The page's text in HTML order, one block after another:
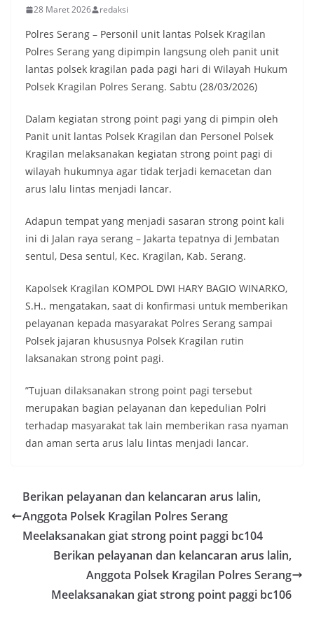
28 Maret 2026 redaksi
Polres Serang – Personil unit lantas Polsek Kragilan
Polres Serang yang dipimpin langsung oleh panit unit
lantas polsek kragilan pada pagi hari di Wilayah Hukum
Polsek Kragilan Polres Serang. Sabtu (28/03/2026)
Dalam kegiatan strong point pagi yang di pimpin oleh
Panit unit lantas Polsek Kragilan dan Personel Polsek
Kragilan melaksanakan kegiatan strong point pagi di
wilayah hukumnya agar tidak terjadi kemacetan dan
arus lalu lintas menjadi lancar.
Adapun tempat yang menjadi sasaran strong point kali
ini di Jalan raya serang – Jakarta tepatnya di Jembatan
sentul, Desa sentul, Kec. Kragilan, Kab. Serang.
Kapolsek Kragilan KOMPOL DWI HARY BAGIO WINARKO,
S.H.. mengatakan, saat di konfirmasi untuk memberikan
pelayanan kepada masyarakat Polres Serang sampai
Polsek jajaran khususnya Polsek Kragilan rutin
laksanakan strong point pagi.
”Tujuan dilaksanakan strong point pagi tersebut
merupakan bagian pelayanan dan kepedulian Polri
terhadap masyarakat tak lain memberikan rasa nyaman
dan aman serta arus lalu lintas menjadi lancar.
Berikan pelayanan dan kelancaran arus lalin,
Anggota Polsek Kragilan Polres Serang
Meelaksanakan giat strong point paggi bc104
Berikan pelayanan dan kelancaran arus lalin,
Anggota Polsek Kragilan Polres Serang
Meelaksanakan giat strong point paggi bc106